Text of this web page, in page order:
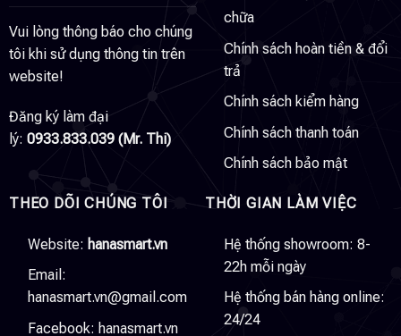
Vui lòng thông báo cho chúng
tôi khi sử dụng thông tin trên
website!
Đăng ký làm đại
lý: 0933.833.039 (Mr. Thi)
chữa
Chính sách hoàn tiền & đổi
trả
Chính sách kiểm hàng
Chính sách thanh toán
Chính sách bảo mật
THEO DÕI CHÚNG TÔI
Website: hanasmart.vn
Email:
hanasmart.vn@gmail.com
Facebook: hanasmart.vn
THỜI GIAN LÀM VIỆC
Hệ thống showroom: 8-
22h mỗi ngày
Hệ thống bán hàng online:
24/24